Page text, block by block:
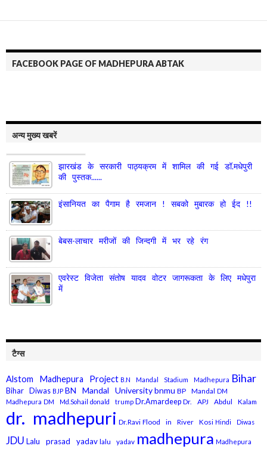
FACEBOOK PAGE OF MADHEPURA ABTAK
अन्य मुख्य खबरें
झारखंड के सरकारी पाठ्यक्रम में शामिल की गई डॉ.मधेपुरी
की पुस्तक......
इंसानियत का पैगाम है रमजान ! सबको मुबारक हो ईद !!
बेबस-लाचार मरीजों की जिन्दगी में भर रहे रंग
एवरेस्ट विजेता संतोष यादव वोटर जागरूकता के लिए मधेपुरा
में
टैग्स
Alstom Madhepura Project B.N Mandal Stadium Madhepura Bihar
Bihar Diwas BJP BN Mandal Universitybnmu BP Mandal DM
Madhepura DM Md.Sohail donald trump Dr.Amardeep Dr. APJ Abdul Kalam
dr. madhepuri Dr.Ravi Flood in River Kosi Hindi Diwas
JDU Lalu prasad yadav lalu yadav madhepura Madhepura